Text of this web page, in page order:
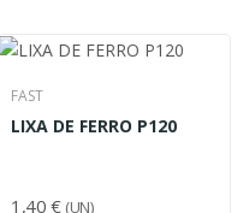
FAST
LIXA DE FERRO P120
1,40 € (UN)